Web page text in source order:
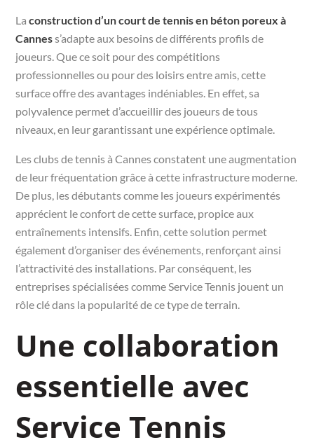
Laconstruction d’un court de tennis en béton poreux à
Canness’adapte aux besoins de différents profils de
joueurs. Que ce soit pour des compétitions
professionnelles ou pour des loisirs entre amis, cette
surface offre des avantages indéniables. En effet, sa
polyvalence permet d’accueillir des joueurs de tous
niveaux, en leur garantissant une expérience optimale.
Les clubs de tennis à Cannes constatent une augmentation
de leur fréquentation grâce à cette infrastructure moderne.
De plus, les débutants comme les joueurs expérimentés
apprécient le confort de cette surface, propice aux
entraînements intensifs. Enfin, cette solution permet
également d’organiser des événements, renforçant ainsi
l’attractivité des installations. Par conséquent, les
entreprises spécialisées comme Service Tennis jouent un
rôle clé dans la popularité de ce type de terrain.
Une collaboration
essentielle avec
Service Tennis